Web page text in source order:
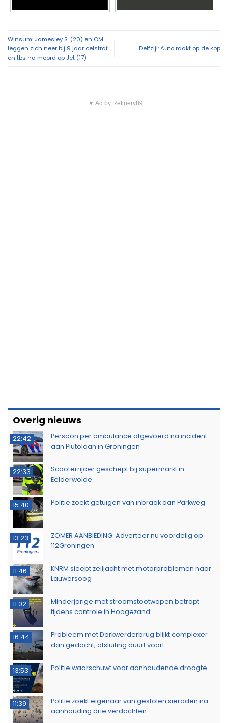
Winsum: Jamesley S. (20) en OM
leggen zich neer bij 9 jaar celstraf
en tbs na moord op Jet (17)
Delfzijl: Auto raakt op de kop
▼ Ad by Refinery89
Overig nieuws
22:42
Persoon per ambulance afgevoerd na incident
aan Plutolaan in Groningen
22:33
Scooterrijder geschept bij supermarkt in
Eelderwolde
15:40 Politie zoekt getuigen van inbraak aan Parkweg
13:23
ZOMER AANBIEDING: Adverteer nu voordelig op
112Groningen
11:46
KNRM sleept zeiljacht met motorproblemen naar
Lauwersoog
11:02
Minderjarige met stroomstootwapen betrapt
tijdens controle in Hoogezand
16:44
Probleem met Dorkwerderbrug blijkt complexer
dan gedacht, afsluiting duurt voort
13:53 Politie waarschuwt voor aanhoudende droogte
11:39
Politie zoekt eigenaar van gestolen sieraden na
aanhouding drie verdachten